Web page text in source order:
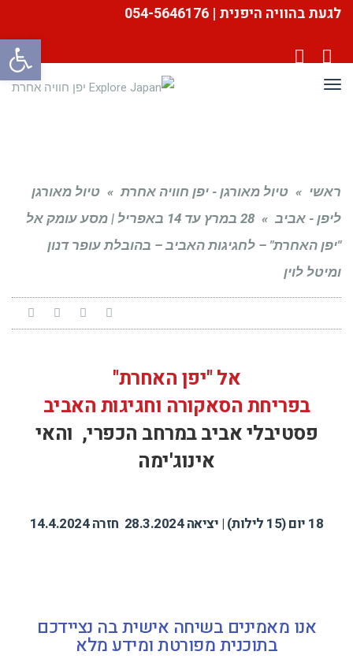
לגעת בהוויה היפנית | 054-5646176
Facebook
YouTube
תפריט
ראשי » טיול מאורגן - יפן חוויה אחרת » טיול מאורגן
ליפן - אביב »
28 במרץ עד 14 באפריל | מסע עומק אל
"יפן האחרת" – לחגיגות האביב – בהובלת עופר דנון
ומיטל לוין
אל "יפן האחרת"
בפריחת הסאקורה וחגיגות האביב
פסטיבלי אביב במרחב הכפרי, והאי
אינוג'ימה
18 יום (15 לילות) | יציאה 28.3.2024 חזרה 14.4.2024
אנו מאמינים בשיחה אישית בה נציידכם
בתוכנית מפורטת ומידע מלא
פתח